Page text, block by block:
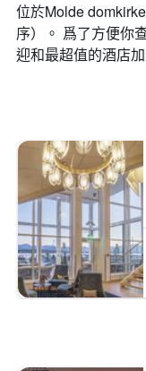
位於Molde
序）。 爲了方便你
迎和最超值的酒店